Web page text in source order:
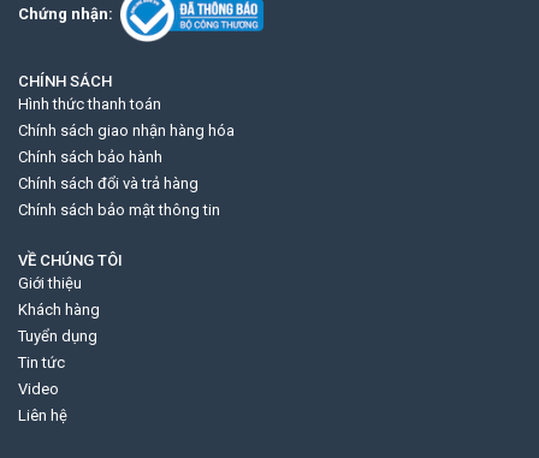
Chứng nhận:
CHÍNH SÁCH
Hình thức thanh toán
Chính sách giao nhận hàng hóa
Chính sách bảo hành
Chính sách đổi và trả hàng
Chính sách bảo mật thông tin
VỀ CHÚNG TÔI
Giới thiệu
Khách hàng
Tuyển dụng
Tin tức
Video
Liên hệ